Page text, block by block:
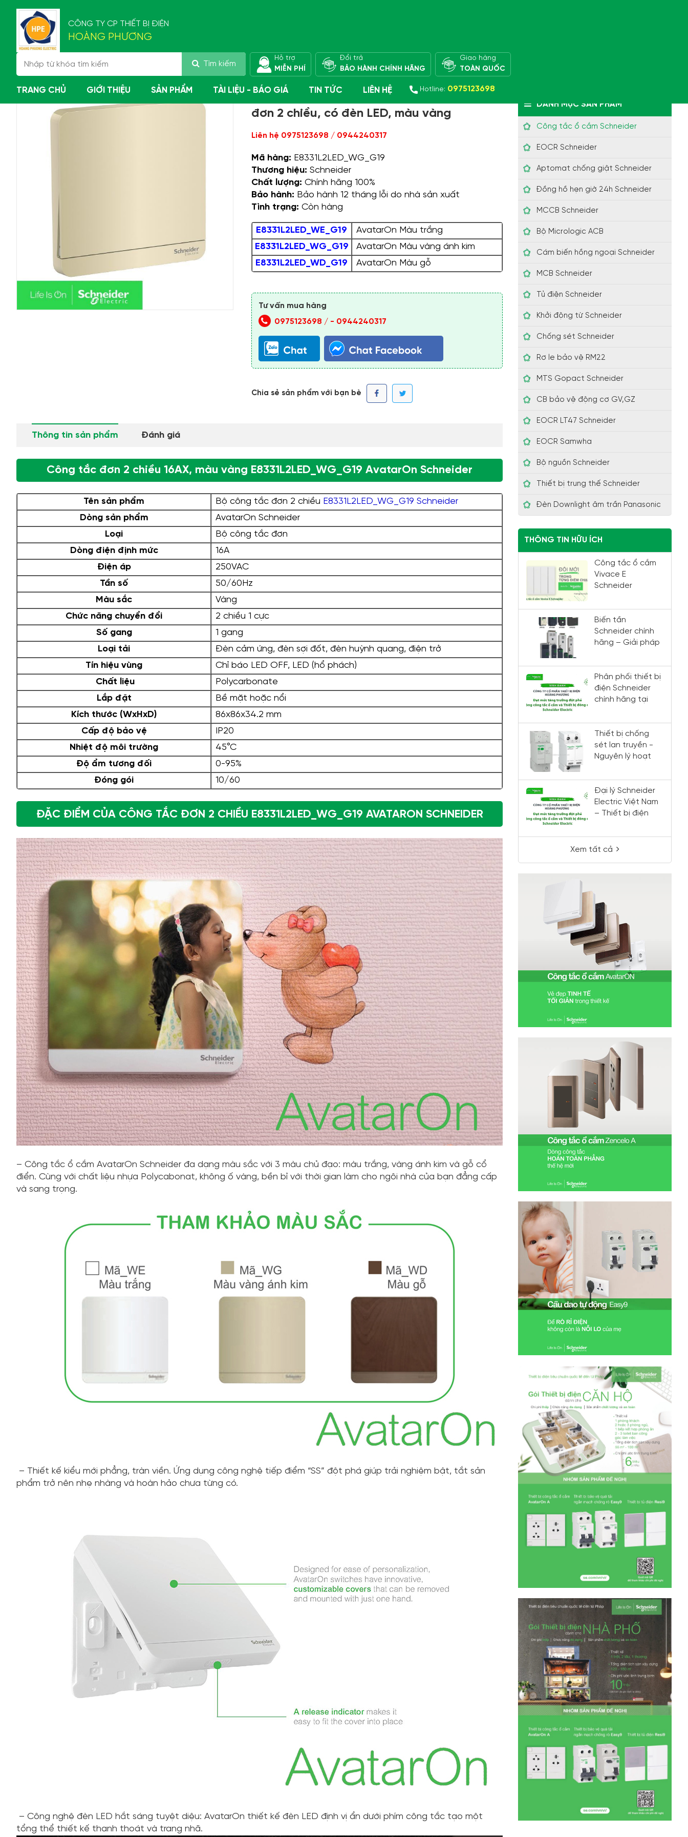
CÔNG TY CP THIẾT BỊ ĐIỆN
HOÀNG PHƯƠNG
Tìm kiếm
Hỗ trợ
MIỄN PHÍ
Đổi trả
BẢO HÀNH CHÍNH HÃNG
Giao hàng
TOÀN QUỐC
TRANG CHỦ GIỚI THIỆU SẢN PHẨM TÀI LIỆU - BÁO GIÁ
Schneider
TIN TỨC
sét cho nhà ở?
Tin tức chuyên nghành
Chống sét Type 1 + Type
Chuyên mục bạn cần biết
LIÊN HỆ Hotline: 0975123698
Dòng AvatarOn AvatarOn màu vàng
DANH MỤC SẢN PHẨM
Công tắc ổ cắm Schneider
EOCR Schneider
Aptomat chống giật Schneider
Đồng hồ hẹn giờ 24h Schneider
MCCB Schneider
Bộ Micrologic ACB
Cám biến hồng ngoại Schneider
MCB Schneider
Tủ điện Schneider
Khởi động từ Schneider
Chống sét Schneider
Rơ le bảo vệ RM22
MTS Gopact Schneider
CB bảo vệ động cơ GV,GZ
EOCR LT47 Schneider
EOCR Samwha
Bộ nguồn Schneider
Thiết bị trung thế Schneider
Đèn Downlight âm trần Panasonic
THÔNG TIN HỮU ÍCH
Công tắc ổ cắm
Vivace E
Schneider
Biến tần
Schneider chính
hãng – Giải pháp
cơ chất lượng
cao đến từ
Schneider Electric
Phân phối thiết bị
điện Schneider
chính hãng tại
Thiết bị chống
sét lan truyền -
Nguyên lý hoạt
đặt
Đại lý Schneider
Electric Việt Nam
– Thiết bị điện
chính hãng, giá
tốt
Xem tất cả
E8331L2LED_WG_G19 Schneider - Công tắc
đơn 2 chiều, có đèn LED, màu vàng
Liên hệ 0975123698 / 0944240317
Mã hàng: E8331L2LED_WG_G19
Thương hiệu: Schneider
Chất lượng: Chính hãng 100%
Bảo hành: Bảo hành 12 tháng lỗi do nhà sản xuất
Tình trạng: Còn hàng
E8331L2LED_WE_G19
AvatarOn Màu trắng
E8331L2LED_WG_G19
AvatarOn Màu vàng ánh kim
E8331L2LED_WD_G19
AvatarOn Màu gỗ
Tư vấn mua hàng
0975123698 / - 0944240317
Chia sẻ sản phẩm với bạn bè
Thông tin sản phẩm Đánh giá
Công tắc đơn 2 chiều 16AX, màu vàng E8331L2LED_WG_G19 AvatarOn Schneider
Tên sản phẩm Bộ công tắc đơn 2 chiều E8331L2LED_WG_G19 Schneider
Dòng sản phẩm
AvatarOn Schneider
Loại
Bộ công tắc đơn
Dòng điện định mức
16A
Điện áp
250VAC
Tần số
50/60Hz
Màu sắc
Vàng
Chức năng chuyển đổi
2 chiều 1 cực
Số gang
1 gang
Loại tải
Đèn cảm ứng, đèn sợi đốt, đèn huỳnh quang, điện trở
Tín hiệu vùng
Chỉ báo LED OFF, LED (hổ phách)
Chất liệu
Polycarbonate
Lắp đặt
Bề mặt hoặc nổi
Kích thước (WxHxD)
86x86x34.2 mm
Cấp độ bảo vệ
IP20
Nhiệt độ môi trường
45°C
Độ ẩm tương đối
0-95%
Đóng gói
10/60
ĐẶC ĐIỂM CỦA CÔNG TẮC ĐƠN 2 CHIỀU E8331L2LED_WG_G19 AVATARON SCHNEIDER
– Công tắc ổ cắm AvatarOn Schneider đa dạng màu sắc với 3 màu chủ đạo: màu trắng, vàng ánh kim và gỗ cổ
điển. Cùng với chất liệu nhựa Polycabonat, không ố vàng, bền bỉ với thời gian làm cho ngôi nhà của bạn đẳng cấp
và sang trọng.
– Thiết kế kiểu mới phẳng, tràn viền. Ứng dụng công nghệ tiếp điểm “SS” đột phá giúp trải nghiệm bật, tắt sản
phẩm trở nên nhẹ nhàng và hoàn hảo chưa từng có.
– Công nghệ đèn LED hắt sáng tuyệt diệu: AvatarOn thiết kế đèn LED định vị ẩn dưới phím công tắc tạo một
tổng thể thiết kế thanh thoát và trang nhã.